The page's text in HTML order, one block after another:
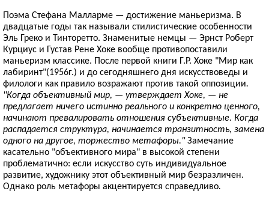
Поэма Стефана Малларме — достижение маньеризма. В
двадцатые годы так называли стилистические особенности
Эль Греко и Тинторетто. Знаменитые немцы — Эрнст Роберт
Курциус и Густав Рене Хоке вообще противопоставили
маньеризм классике. После первой книги Г.Р. Хоке "Мир как
лабиринт"(1956г.) и до сегодняшнего дня искусствоведы и
филологи как правило возражают против такой оппозиции.
"Когда объективный мир, — утверждает Хоке, — не
предлагает ничего истинно реального и конкретно ценного,
начинают превалировать отношения субъективные. Когда
распадается структура, начинается транзитность, замена
одного на другое, торжество метафоры."Замечание
касательно "объективного мира" в высокой степени
проблематично: если искусство суть индивидуальное
развитие, художнику этот объективный мир безразличен.
Однако роль метафоры акцентируется справедливо.